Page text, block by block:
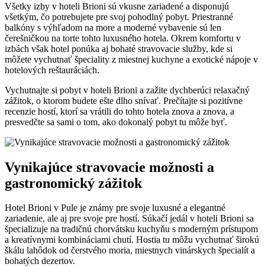
Všetky izby v hoteli Brioni sú vkusne zariadené a disponujú
všetkým, čo potrebujete pre svoj pohodlný pobyt. Priestranné
balkóny s výhľadom na more a moderné vybavenie sú len
čerešničkou na torte tohto luxusného hotela. Okrem komfortu v
izbách však hotel ponúka aj bohaté stravovacie služby, kde si
môžete vychutnať špeciality z miestnej kuchyne a exotické nápoje v
hotelových reštauráciách.
Vychutnajte si pobyt v hoteli Brioni a zažite dychberúci relaxačný
zážitok, o ktorom budete ešte dlho snívať. Prečítajte si pozitívne
recenzie hostí, ktorí sa vrátili do tohto hotela znova a znova, a
presvedčte sa sami o tom, ako dokonalý pobyt tu môže byť.
Vynikajúce stravovacie možnosti a
gastronomický zážitok
Hotel Brioni v Pule je známy pre svoje luxusné a elegantné
zariadenie, ale aj pre svoje pre hostí. Súkačí jedál v hoteli Brioni sa
špecializuje na tradičnú chorvátsku kuchyňu s moderným prístupom
a kreatívnymi kombináciami chutí. Hostia tu môžu vychutnať širokú
škálu lahôdok od čerstvého moria, miestnych vinárskych špecialít a
bohatých dezertov.